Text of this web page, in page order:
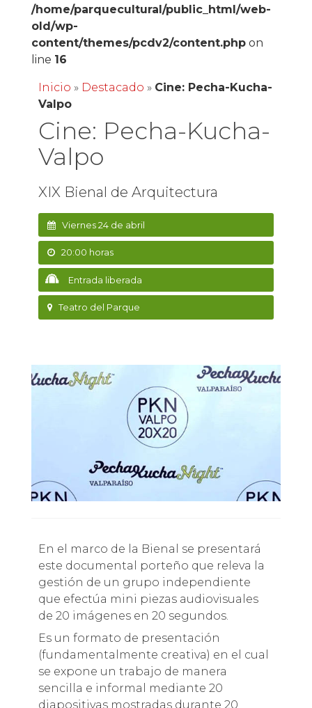
/home/parquecultural/public_html/web-
old/wp-
content/themes/pcdv2/content.phpon
line 16
Inicio » Destacado » Cine: Pecha-Kucha-
Valpo
Cine: Pecha-Kucha-
Valpo
XIX Bienal de Arquitectura
Viernes 24 de abril
20:00 horas
Entrada liberada
Teatro del Parque
En el marco de la Bienal se presentará
este documental porteño que releva la
gestión de un grupo independiente
que efectúa mini piezas audiovisuales
de 20 imágenes en 20 segundos.
Es un formato de presentación
(fundamentalmente creativa) en el cual
se expone un trabajo de manera
sencilla e informal mediante 20
diapositivas mostradas durante 20